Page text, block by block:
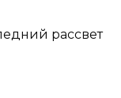
pассвет